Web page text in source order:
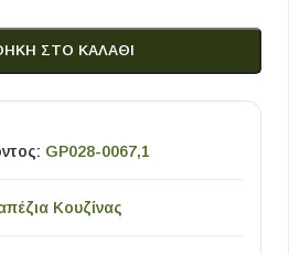
ΣΤΟ ΚΑΛΆΘΙ
GP028-0067,1
Κουζίνας